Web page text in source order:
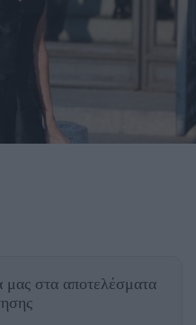
μας στα αποτελέσματα